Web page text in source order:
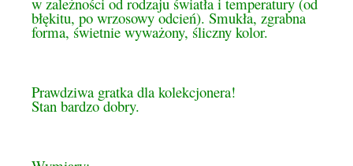
błękitu, po wrzosowy odcień). Smukła, zgrabna
forma, świetnie wyważony, śliczny kolor.
Prawdziwa gratka dla kolekcjonera!
Stan bardzo dobry.